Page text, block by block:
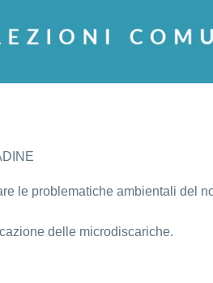
le problematiche ambientali del
delle microdiscariche.